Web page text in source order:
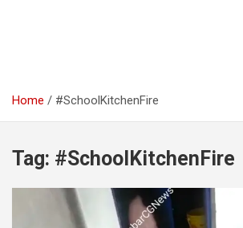
Home #SchoolKitchenFire
Tag: #SchoolKitchenFire